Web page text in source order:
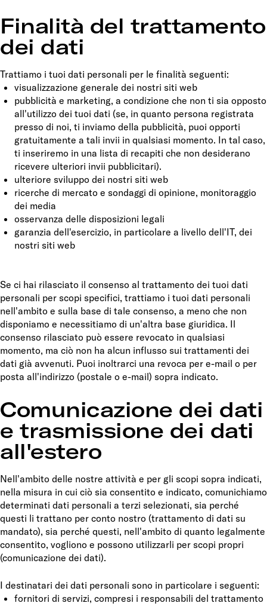
Finalità del trattamento
dei dati
Trattiamo i tuoi dati personali per le finalità seguenti:
visualizzazione generale dei nostri siti web
pubblicità e marketing, a condizione che non ti sia opposto
all'utilizzo dei tuoi dati (se, in quanto persona registrata
presso di noi, ti inviamo della pubblicità, puoi opporti
gratuitamente a tali invii in qualsiasi momento. In tal caso,
ti inseriremo in una lista di recapiti che non desiderano
ricevere ulteriori invii pubblicitari).
ulteriore sviluppo dei nostri siti web
ricerche di mercato e sondaggi di opinione, monitoraggio
dei media
osservanza delle disposizioni legali
garanzia dell'esercizio, in particolare a livello dell'IT, dei
nostri siti web
Se ci hai rilasciato il consenso al trattamento dei tuoi dati
personali per scopi specifici, trattiamo i tuoi dati personali
nell'ambito e sulla base di tale consenso, a meno che non
disponiamo e necessitiamo di un'altra base giuridica. Il
consenso rilasciato può essere revocato in qualsiasi
momento, ma ciò non ha alcun influsso sui trattamenti dei
dati già avvenuti. Puoi inoltrarci una revoca per e-mail o per
posta all'indirizzo (postale o e-mail) sopra indicato.
Comunicazione dei dati
e trasmissione dei dati
all'estero
Nell'ambito delle nostre attività e per gli scopi sopra indicati,
nella misura in cui ciò sia consentito e indicato, comunichiamo
determinati dati personali a terzi selezionati, sia perché
questi li trattano per conto nostro (trattamento di dati su
mandato), sia perché questi, nell'ambito di quanto legalmente
consentito, vogliono e possono utilizzarli per scopi propri
(comunicazione dei dati).
I destinatari dei dati personali sono in particolare i seguenti:
fornitori di servizi, compresi i responsabili del trattamento